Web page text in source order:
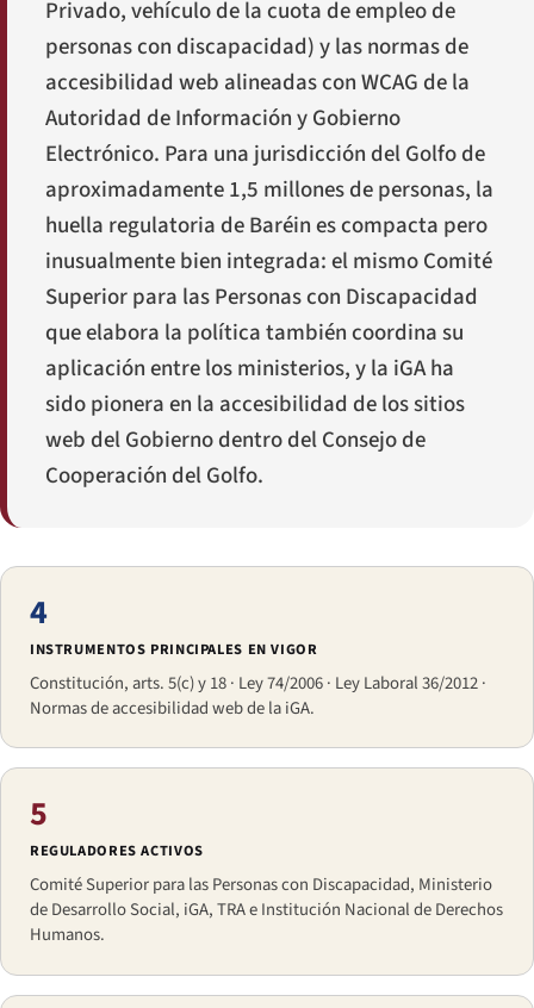
Privado, vehículo de la cuota de empleo de
personas con discapacidad) y las normas de
accesibilidad web alineadas con WCAG de la
Autoridad de Información y Gobierno
Electrónico. Para una jurisdicción del Golfo de
aproximadamente 1,5 millones de personas, la
huella regulatoria de Baréin es compacta pero
inusualmente bien integrada: el mismo Comité
Superior para las Personas con Discapacidad
que elabora la política también coordina su
aplicación entre los ministerios, y la iGA ha
sido pionera en la accesibilidad de los sitios
web del Gobierno dentro del Consejo de
Cooperación del Golfo.
4
INSTRUMENTOS PRINCIPALES EN VIGOR
Constitución, arts. 5(c) y 18 · Ley 74/2006 · Ley Laboral 36/2012 ·
Normas de accesibilidad web de la iGA.
5
REGULADORES ACTIVOS
Comité Superior para las Personas con Discapacidad, Ministerio
de Desarrollo Social, iGA, TRA e Institución Nacional de Derechos
Humanos.